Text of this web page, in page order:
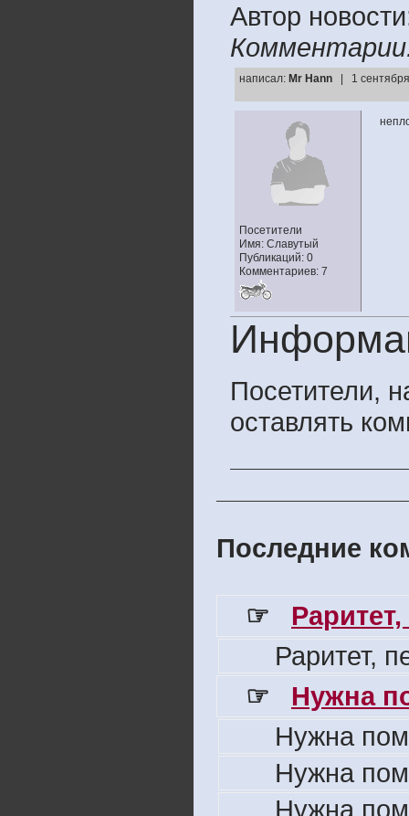
Автор
написал: Mr Hann | 1
Посетители
Имя: Славутый
Публикаций: 0
Комментариев: 7
Посетители,
оставлять
Последние
☞
Раритет,
☞
Нужна
Нужна
Нужна
Нужна